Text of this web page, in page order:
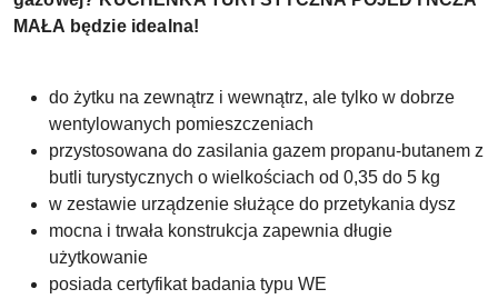
MAŁA będzie idealna!
do żytku na zewnątrz i wewnątrz, ale tylko w dobrze
wentylowanych pomieszczeniach
przystosowana do zasilania gazem propanu-butanem z
butli turystycznych o wielkościach od 0,35 do 5 kg
w zestawie urządzenie służące do przetykania dysz
mocna i trwała konstrukcja zapewnia długie
użytkowanie
posiada certyfikat badania typu WE